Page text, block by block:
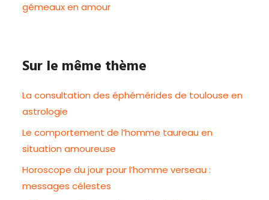
gémeaux en amour
Sur le même thème
La consultation des éphémérides de toulouse en
astrologie
Le comportement de l’homme taureau en
situation amoureuse
Horoscope du jour pour l’homme verseau :
messages célestes